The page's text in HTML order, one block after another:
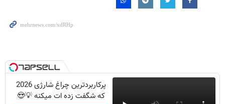
پرکاربردترین چراغ شارژی 2026
که شگفت زده ات میکنه 💡😍